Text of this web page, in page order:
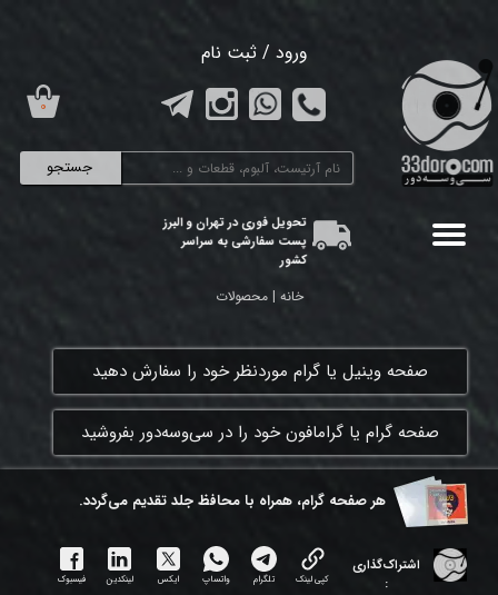
جستجو
ورود / ثبت نام
تغییر گذر واژه
سفارشات
تحویل فوری در تهران و البرز
پست سفارشی به سراسر
کشور
۰
خانه | محصولات
​صفحه وینیل یا گرام موردنظر خود را سفارش دهید
​صفحه گرام یا گرامافون خود را در سی‌وسه‌دور بفروشید
هر ​صفحه گرام، همراه با محافظ جلد تقدیم می‌گردد.
اشتراک‌گذاری
:
کپی لینک تلگرام واتساپ ایکس لینکدین فیسبوک